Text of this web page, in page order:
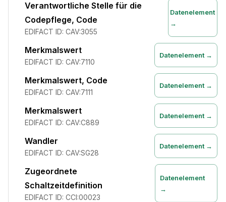
Verantwortliche Stelle für die
Codepflege, Code
EDIFACT ID: CAV:3055
Datenelement
→
Merkmalswert
EDIFACT ID: CAV:7110
Datenelement →
Merkmalswert, Code
EDIFACT ID: CAV:7111
Datenelement →
Merkmalswert
EDIFACT ID: CAV:C889
Datenelement →
Wandler
EDIFACT ID: CAV:SG28
Datenelement →
Zugeordnete
Schaltzeitdefinition
EDIFACT ID: CCI:00023
Datenelement
→